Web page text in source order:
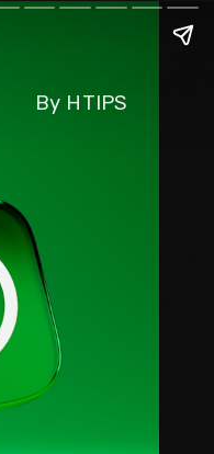
By HTIPS